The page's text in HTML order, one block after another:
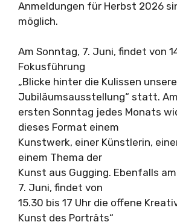
Anmeldungen für Herbst 2026
möglich.
Am Sonntag, 7. Juni, findet von
Fokusführung
„Blicke hinter die Kulissen
Jubiläumsausstellung“ statt. Am
ersten Sonntag jedes Monats
dieses Format einem
Kunstwerk, einer Künstlerin,
einem Thema der
Kunst aus Gugging. Ebenfalls
7. Juni, findet von
15.30 bis 17 Uhr die offene
Kunst des Porträts“